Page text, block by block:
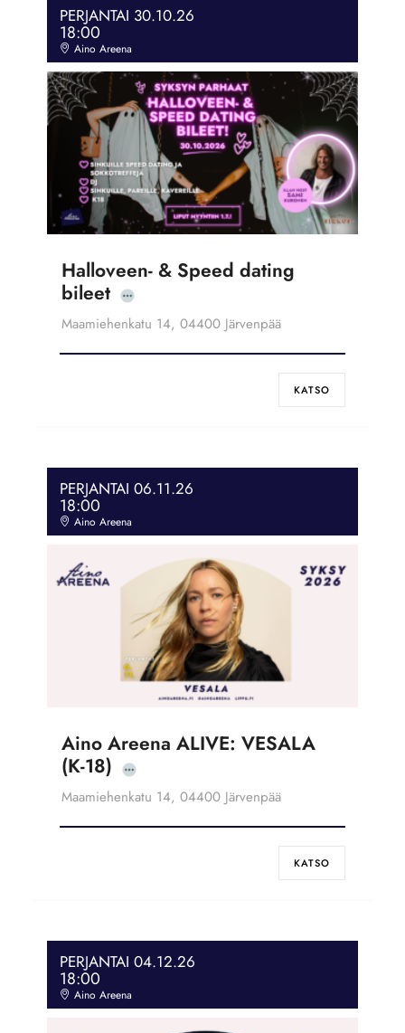
PERJANTAI 30.10.26
18:00
Aino Areena
Halloveen- & Speed dating
bileet
Maamiehenkatu 14, 04400 Järvenpää
KATSO
PERJANTAI 06.11.26
18:00
Aino Areena
Aino Areena ALIVE: VESALA
(K-18)
Maamiehenkatu 14, 04400 Järvenpää
KATSO
PERJANTAI 04.12.26
18:00
Aino Areena